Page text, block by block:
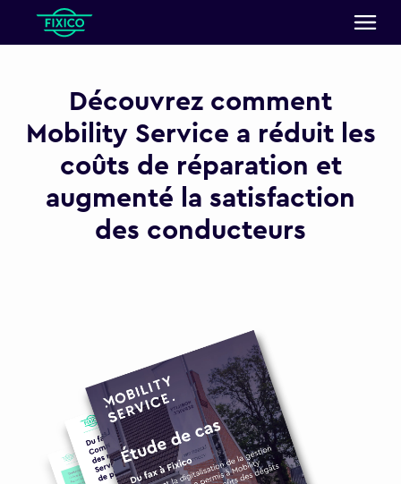
Découvrez comment
Mobility Service a réduit les
coûts de réparation et
augmenté la satisfaction
des conducteurs